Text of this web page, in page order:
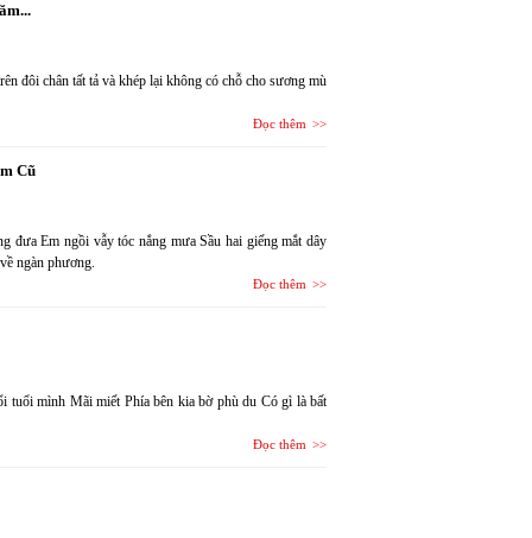
đôi chân tất tả và khép lại không có chỗ cho sương mù
Đọc thêm
Cũ
đưa Em ngồi vẫy tóc nắng mưa Sầu hai giếng mắt dây
ngàn phương.
Đọc thêm
tuổi mình Mãi miết Phía bên kia bờ phù du Có gì là bất
Đọc thêm